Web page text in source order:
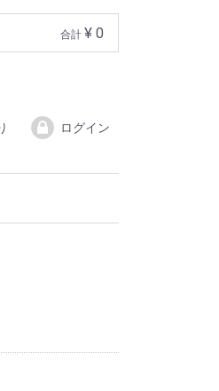
合計 ¥ 0
ログイン